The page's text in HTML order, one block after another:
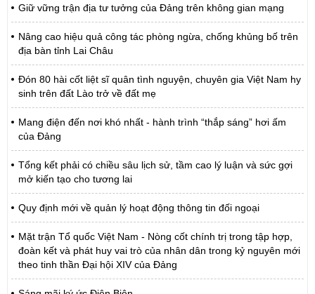
Giữ vững trận địa tư tưởng của Đảng trên không gian mạng
Nâng cao hiệu quả công tác phòng ngừa, chống khủng bố trên
địa bàn tỉnh Lai Châu
Đón 80 hài cốt liệt sĩ quân tình nguyện, chuyên gia Việt Nam hy
sinh trên đất Lào trở về đất mẹ
Mang điện đến nơi khó nhất - hành trình “thắp sáng” hơi ấm
của Đảng
Tổng kết phải có chiều sâu lịch sử, tầm cao lý luận và sức gợi
mở kiến tạo cho tương lai
Quy định mới về quản lý hoạt động thông tin đối ngoại
Mặt trận Tổ quốc Việt Nam - Nòng cốt chính trị trong tập hợp,
đoàn kết và phát huy vai trò của nhân dân trong kỷ nguyên mới
theo tinh thần Đại hội XIV của Đảng